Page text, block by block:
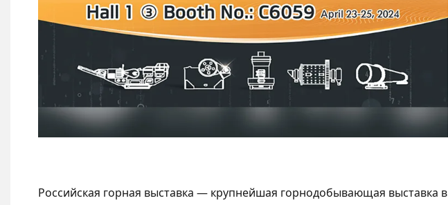
Российская горная выставка — крупнейшая горнодобывающая выставка в